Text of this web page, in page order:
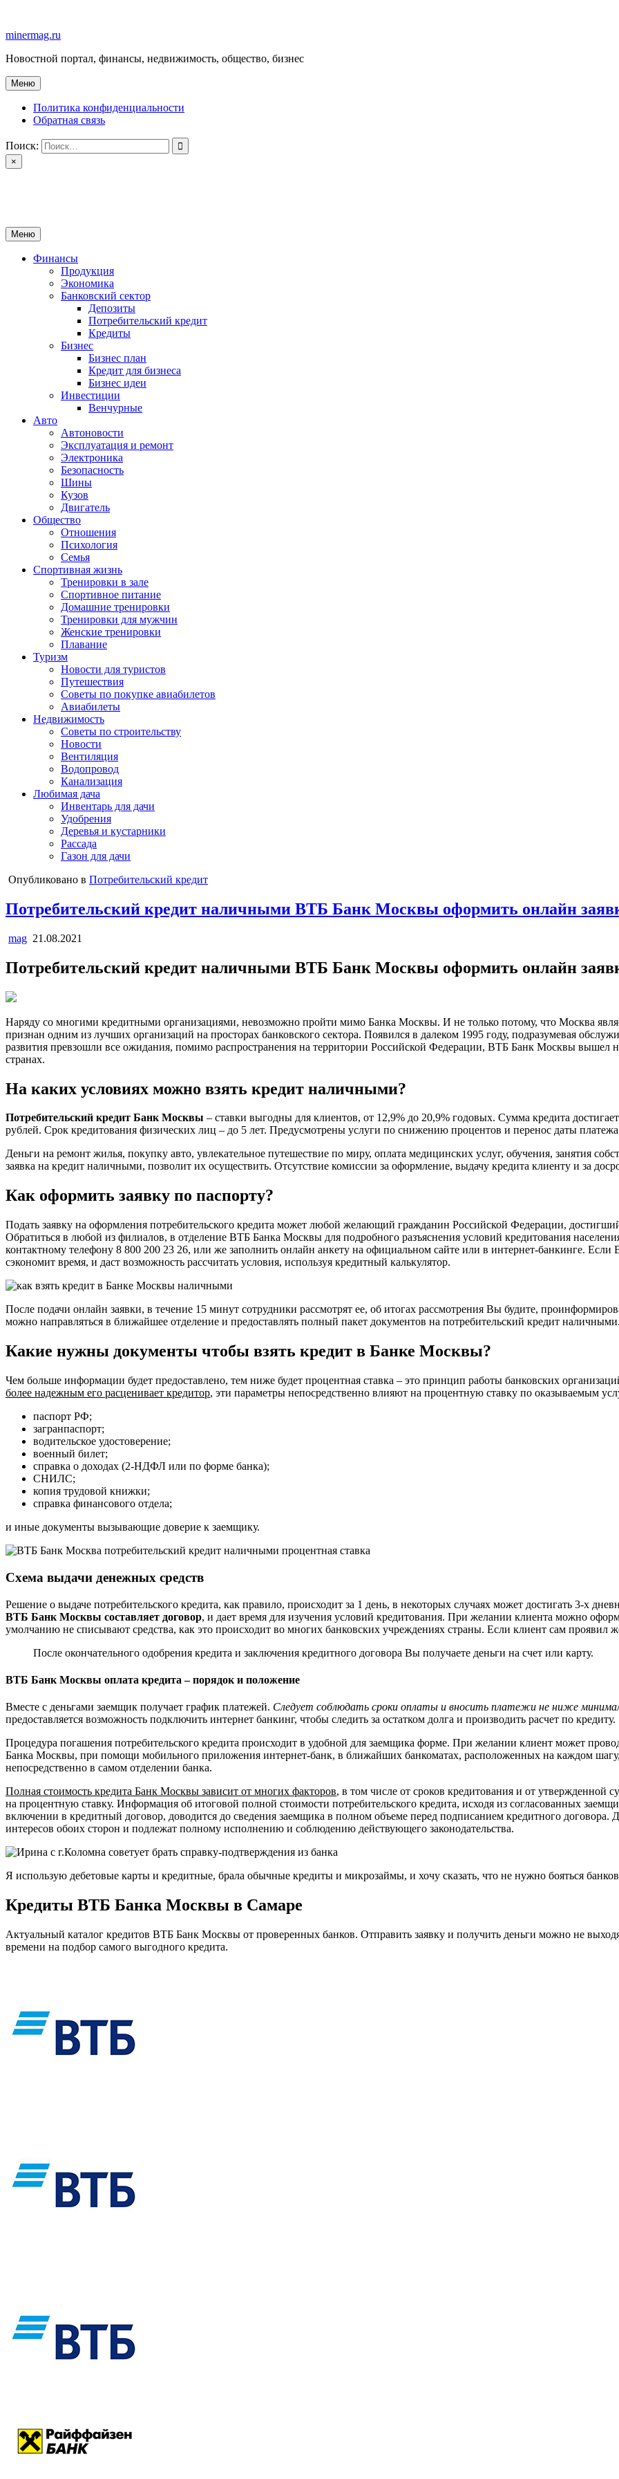
содержимому
minermag.ru
Новостной портал, финансы, недвижимость, общество, бизнес
Меню
Политика конфиденциальности
Обратная связь
Поиск:
×
Меню
Финансы
Продукция
Экономика
Банковский сектор
Депозиты
Потребительский кредит
Кредиты
Бизнес
Бизнес план
Кредит для бизнеса
Бизнес идеи
Инвестиции
Венчурные
Авто
Автоновости
Эксплуатация и ремонт
Электроника
Безопасность
Шины
Кузов
Двигатель
Общество
Отношения
Психология
Семья
Спортивная жизнь
Тренировки в зале
Спортивное питание
Домашние тренировки
Тренировки для мужчин
Женские тренировки
Плавание
Туризм
Новости для туристов
Путешествия
Советы по покупке авиабилетов
Авиабилеты
Недвижимость
Советы по строительству
Новости
Вентиляция
Водопровод
Канализация
Любимая дача
Инвентарь для дачи
Удобрения
Деревья и кустарники
Рассада
Газон для дачи
Опубликовано в Потребительский кредит
Потребительский кредит наличными ВТБ Банк Москвы оформить онлайн
mag 21.08.2021
Потребительский кредит наличными ВТБ Банк Москвы оформить онлайн
Наряду со многими кредитными организациями, невозможно пройти мимо Банка Москвы. И не только потому, что Москва
признан одним из лучших организаций на просторах банковского сектора. Появился в далеком 1995 году, подразумевая
развития превзошли все ожидания, помимо распространения на территории Российской Федерации, ВТБ Банк Москвы вышел
странах.
На каких условиях можно взять кредит наличными?
Потребительский кредит Банк Москвы – ставки выгодны для клиентов, от 12,9% до 20,9% годовых. Сумма кредита
рублей. Срок кредитования физических лиц – до 5 лет. Предусмотрены услуги по снижению процентов и перенос даты
Деньги на ремонт жилья, покупку авто, увлекательное путешествие по миру, оплата медицинских услуг, обучения, занятия
заявка на кредит наличными, позволит их осуществить. Отсутствие комиссии за оформление, выдачу кредита клиенту и за
Как оформить заявку по паспорту?
Подать заявку на оформления потребительского кредита может любой желающий гражданин Российской Федерации,
Обратиться в любой из филиалов, в отделение ВТБ Банка Москвы для подробного разъяснения условий кредитования
контактному телефону 8 800 200 23 26, или же заполнить онлайн анкету на официальном сайте или в интернет-банкинге.
сэкономит время, и даст возможность рассчитать условия, используя кредитный калькулятор.
После подачи онлайн заявки, в течение 15 минут сотрудники рассмотрят ее, об итогах рассмотрения Вы будите,
можно направляться в ближайшее отделение и предоставлять полный пакет документов на потребительский кредит
Какие нужны документы чтобы взять кредит в Банке Москвы?
Чем больше информации будет предоставлено, тем ниже будет процентная ставка – это принцип работы банковских
более надежным его расценивает кредитор, эти параметры непосредственно влияют на процентную ставку по оказываемым
паспорт РФ;
загранпаспорт;
водительское удостоверение;
военный билет;
справка о доходах (2-НДФЛ или по форме банка);
СНИЛС;
копия трудовой книжки;
справка финансового отдела;
и иные документы вызывающие доверие к заемщику.
Схема выдачи денежных средств
Решение о выдаче потребительского кредита, как правило, происходит за 1 день, в некоторых случаях может достигать 3-х
ВТБ Банк Москвы составляет договор, и дает время для изучения условий кредитования. При желании клиента можно
умолчанию не списывают средства, как это происходит во многих банковских учреждениях страны. Если клиент сам проявил
После окончательного одобрения кредита и заключения кредитного договора Вы получаете деньги на счет или карту.
ВТБ Банк Москвы оплата кредита – порядок и положение
Вместе с деньгами заемщик получает график платежей. Следует соблюдать сроки оплаты и вносить платежи не ниже
предоставляется возможность подключить интернет банкинг, чтобы следить за остатком долга и производить расчет по кредиту.
Процедура погашения потребительского кредита происходит в удобной для заемщика форме. При желании клиент может
Банка Москвы, при помощи мобильного приложения интернет-банк, в ближайших банкоматах, расположенных на каждом шагу,
непосредственно в самом отделении банка.
Полная стоимость кредита Банк Москвы зависит от многих факторов, в том числе от сроков кредитования и от утвержденной
на процентную ставку. Информация об итоговой полной стоимости потребительского кредита, исходя из согласованных
включении в кредитный договор, доводится до сведения заемщика в полном объеме перед подписанием кредитного договора.
интересов обоих сторон и подлежат полному исполнению и соблюдению действующего законодательства.
Я использую дебетовые карты и кредитные, брала обычные кредиты и микрозаймы, и хочу сказать, что не нужно бояться
Кредиты ВТБ Банка Москвы в Самаре
Актуальный каталог кредитов ВТБ Банк Москвы от проверенных банков. Отправить заявку и получить деньги можно не
времени на подбор самого выгодного кредита.